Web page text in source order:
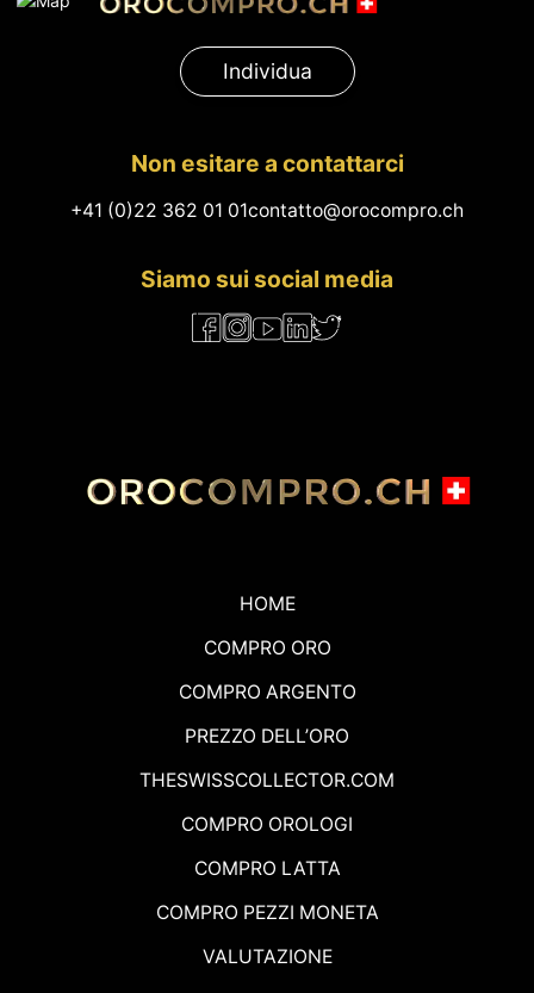
Individua
Non esitare a contattarci
+41 (0)22 362 01 01contatto@orocompro.ch
Siamo sui social media
HOME
COMPRO ORO
COMPRO ARGENTO
PREZZO DELL’ORO
THESWISSCOLLECTOR.COM
COMPRO OROLOGI
COMPRO LATTA
COMPRO PEZZI MONETA
VALUTAZIONE